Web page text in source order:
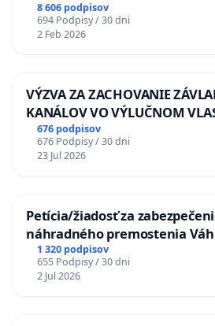
8 606 podpisov
694 Podpisy / 30 dni
2 Feb 2026
VÝZVA ZA ZACHOVANIE
KANÁLOV VO VÝLUČNOM
KONTROLOU SLOVENSKEJ
na riešenie zanedbaného
odvodňovacích kanálov na
676 podpisov
676 Podpisy / 30 dni
23 Jul 2026
Petícia/žiadosť za
náhradného premostenia
uzávery Vážskeho mosta v
1 320 podpisov
655 Podpisy / 30 dni
2 Jul 2026